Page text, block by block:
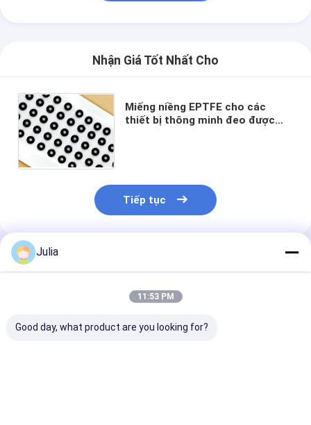
Nhận Giá Tốt Nhất Cho
Miếng niềng EPTFE cho các
thiết bị thông minh đeo được
Tiếp tục
Sản Phẩm Khuyến Cáo
Julia
11:53 PM
Good day, what product are you looking for?